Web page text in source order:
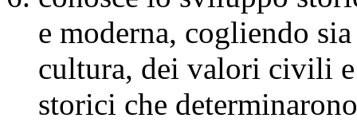
e moderna, cogliendo
cultura, dei valori civili
storici che